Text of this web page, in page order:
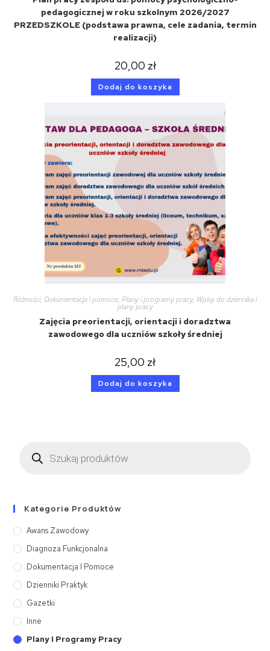
pedagogicznej w roku szkolnym 2026/2027
PRZEDSZKOLE (podstawa prawna, cele zadania, termin
realizacji)
20,00 zł
Dodaj do koszyka
Różności, Dokumentacja i pomoce, Plany i programy pracy, Wpisy do dziennika i
plany pracy
Zajęcia preorientacji, orientacji i doradztwa
zawodowego dla uczniów szkoły średniej
25,00 zł
Dodaj do koszyka
Kategorie Produktów
Awans Zawodowy
Diagnoza Funkcjonalna
Dokumentacja I Pomoce
Dzienniki Praktyk
Gazetki
Inne
Plany I Programy Pracy